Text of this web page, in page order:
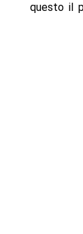
questo il